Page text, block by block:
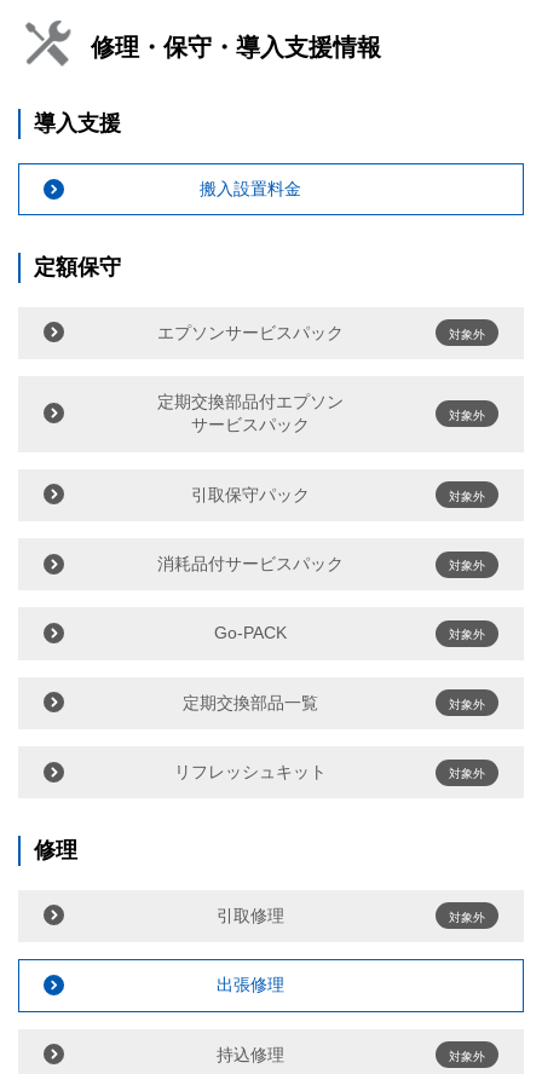
修理・保守・導入支援情報
導入支援
搬入設置料金
定額保守
エプソンサービスパック 対象外
定期交換部品付エプソン
サービスパック
対象外
引取保守パック 対象外
消耗品付サービスパック 対象外
Go-PACK 対象外
定期交換部品一覧 対象外
リフレッシュキット 対象外
修理
引取修理 対象外
出張修理
持込修理 対象外